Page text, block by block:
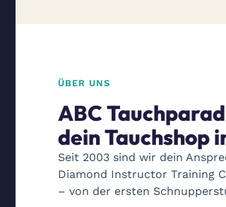
ÜBER UNS
ABC
dein Tauchshop
Seit 2003 sind wir dein
Diamond Instructor Training
– von der ersten